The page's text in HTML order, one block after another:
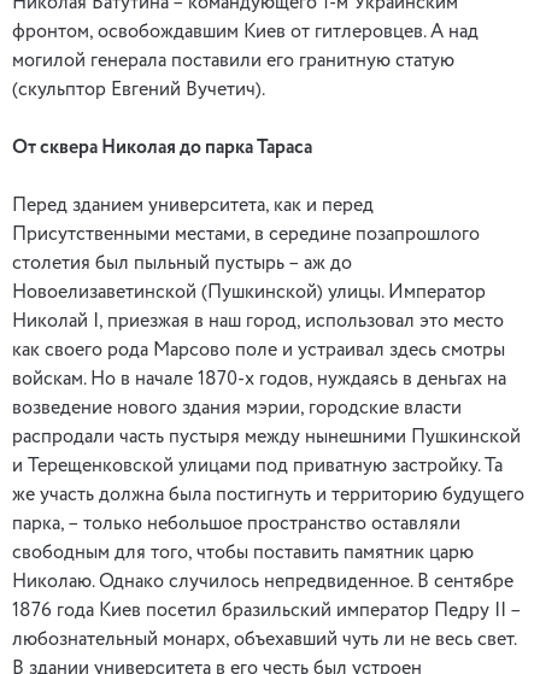
фронтом, освобождавшим Киев от гитлеровцев. А над
могилой генерала поставили его гранитную статую
(скульптор Евгений Вучетич).
От сквера Николая до парка Тараса
Перед зданием университета, как и перед
Присутственными местами, в середине позапрошлого
столетия был пыльный пустырь – аж до
Новоелизаветинской (Пушкинской) улицы. Император
Николай I, приезжая в наш город, использовал это место
как своего рода Марсово поле и устраивал здесь смотры
войскам. Но в начале 1870-х годов, нуждаясь в деньгах на
возведение нового здания мэрии, городские власти
распродали часть пустыря между нынешними Пушкинской
и Терещенковской улицами под приватную застройку. Та
же участь должна была постигнуть и территорию будущего
парка, – только небольшое пространство оставляли
свободным для того, чтобы поставить памятник царю
Николаю. Однако случилось непредвиденное. В сентябре
1876 года Киев посетил бразильский император Педру II –
любознательный монарх, объехавший чуть ли не весь свет.
В здании университета в его честь был устроен